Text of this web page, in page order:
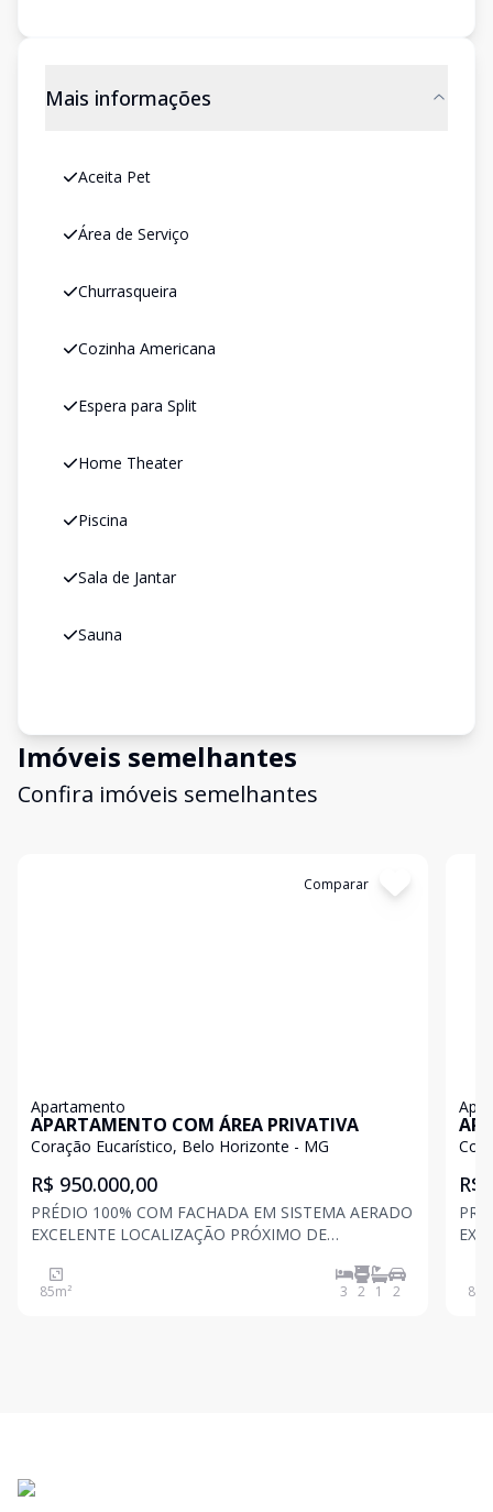
Mais informações
Aceita Pet
Área de Serviço
Churrasqueira
Cozinha Americana
Espera para Split
Home Theater
Piscina
Sala de Jantar
Sauna
Imóveis semelhantes
Confira imóveis semelhantes
Comparar
Apartamento
APARTAMENTO COM ÁREA PRIVATIVA
Coração Eucarístico, Belo Horizonte - MG
R$ 950.000,00
PRÉDIO 100% COM FACHADA EM SISTEMA AERADO
EXCELENTE LOCALIZAÇÃO PRÓXIMO DE
BANCARIAS, PUC, VIA EXPRESSA, ESTAÇÃO METRO
GAMELEIRA. ALEM DE SALÃO DE FESTAS, DELIVERY
85m² 3 2 1 2
R$
GAMELEIRA.
83